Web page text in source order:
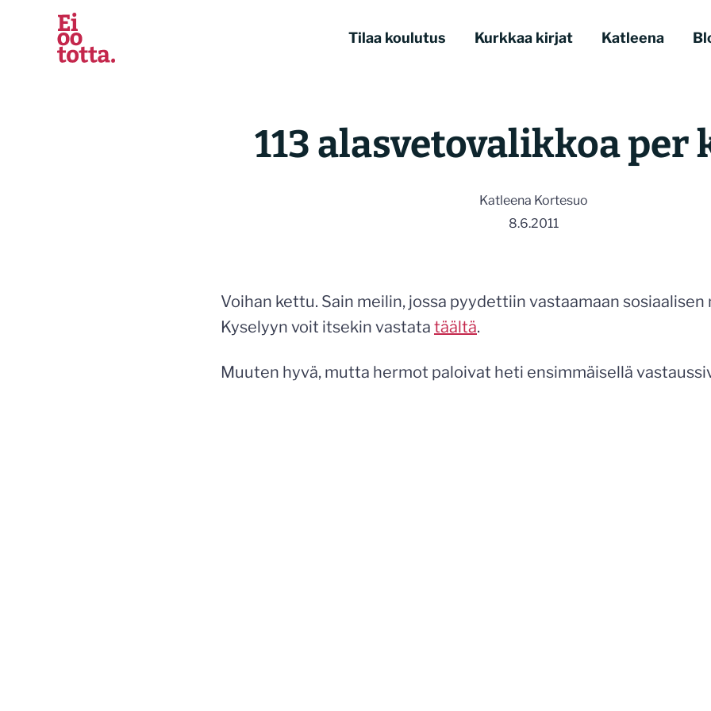
sisältöön
Tilaa koulutus Kurkkaa kirjat Katleena
113 alasvetovalikkoa per
Katleena Kortesuo
8.6.2011
Voihan kettu. Sain meilin, jossa pyydettiin vastaamaan sosiaalisen
Kyselyyn voit itsekin vastata täältä.
Muuten hyvä, mutta hermot paloivat heti ensimmäisellä